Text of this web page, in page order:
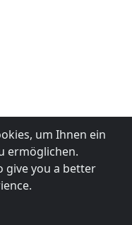
um Ihnen ein
ermöglichen.
give you a better